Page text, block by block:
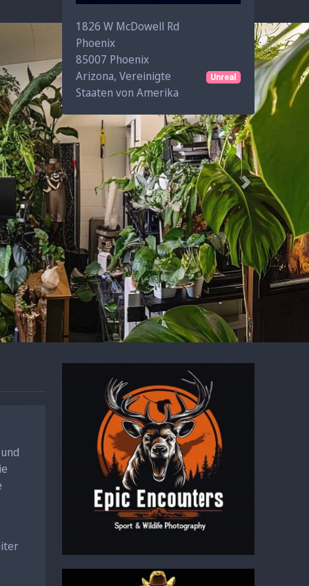
1826 W McDowell Rd
Phoenix
85007 Phoenix
Unreal
Arizona, Vereinigte
Staaten von Amerika
Next